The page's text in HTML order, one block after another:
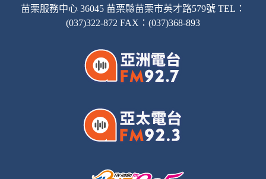
苗栗服務中心 36045 苗栗縣苗栗市英才路579號 TEL：
(037)322-872 FAX：(037)368-893